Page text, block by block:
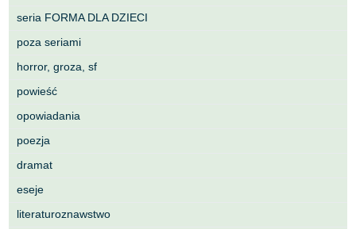
seria FORMA DLA DZIECI
poza seriami
horror, groza, sf
powieść
opowiadania
poezja
dramat
eseje
literaturoznawstwo